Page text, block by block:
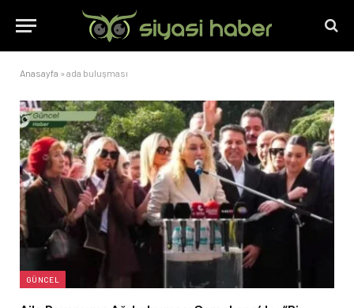
Anasayfa » ada buluşması
GÜNCEL